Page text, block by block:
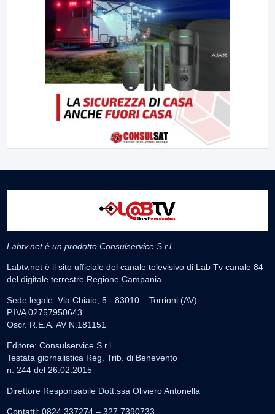
Labtv.net è un prodotto Consulservice S.r.l.
Labtv.net è il sito ufficiale del canale televisivo di Lab Tv canale 84
del digitale terrestre Regione Campania
Sede legale: Via Chiaio, 5 - 83010 – Torrioni (AV)
P.IVA 02757950643
Oscr. R.E.A. AV N.181151
Editore: Consulservice S.r.l.
Testata giornalistica Reg. Trib. di Benevento
n. 244 del 26.02.2015
Direttore Responsabile Dott.ssa Oliviero Antonella
Contatti: 0824.337274 – 327.7390733